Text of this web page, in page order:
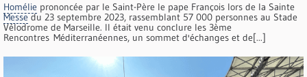
Homélie prononcée par le Saint-Père le pape François lors de la Sainte
Messedu 23 septembre 2023, rassemblant 57 000 personnes au Stade
Vélodrome de Marseille. Il était venu conclure les 3ème
Rencontres Méditerranéennes, un sommet d'échanges et de[...]